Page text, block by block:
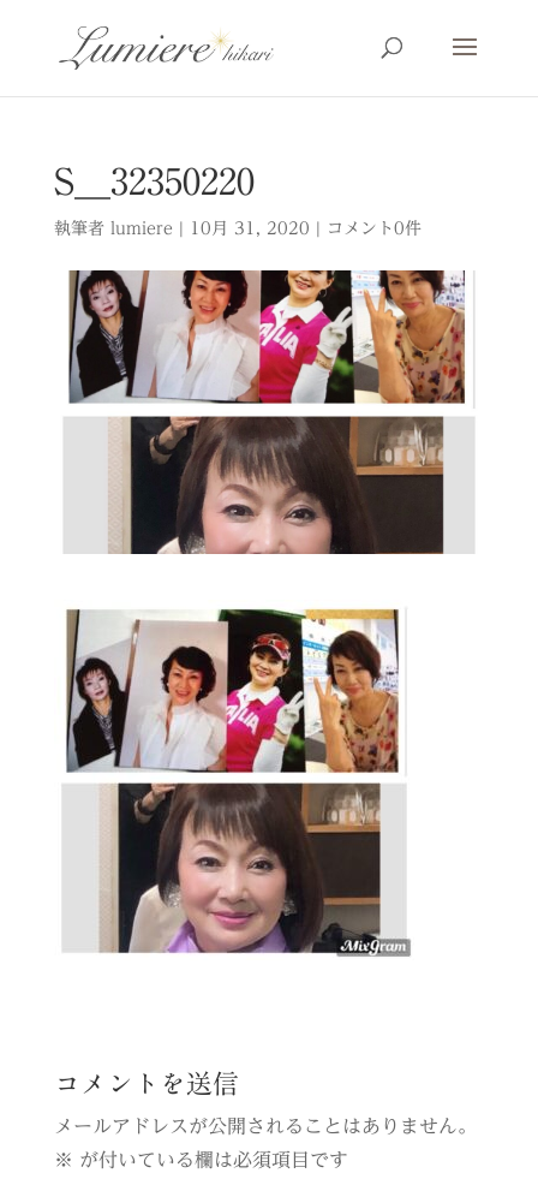
S__32350220
執筆者 lumiere 10月 31, 2020 コメント0件
コメントを送信
メールアドレスが公開されることはありません。
※ が付いている欄は必須項目です